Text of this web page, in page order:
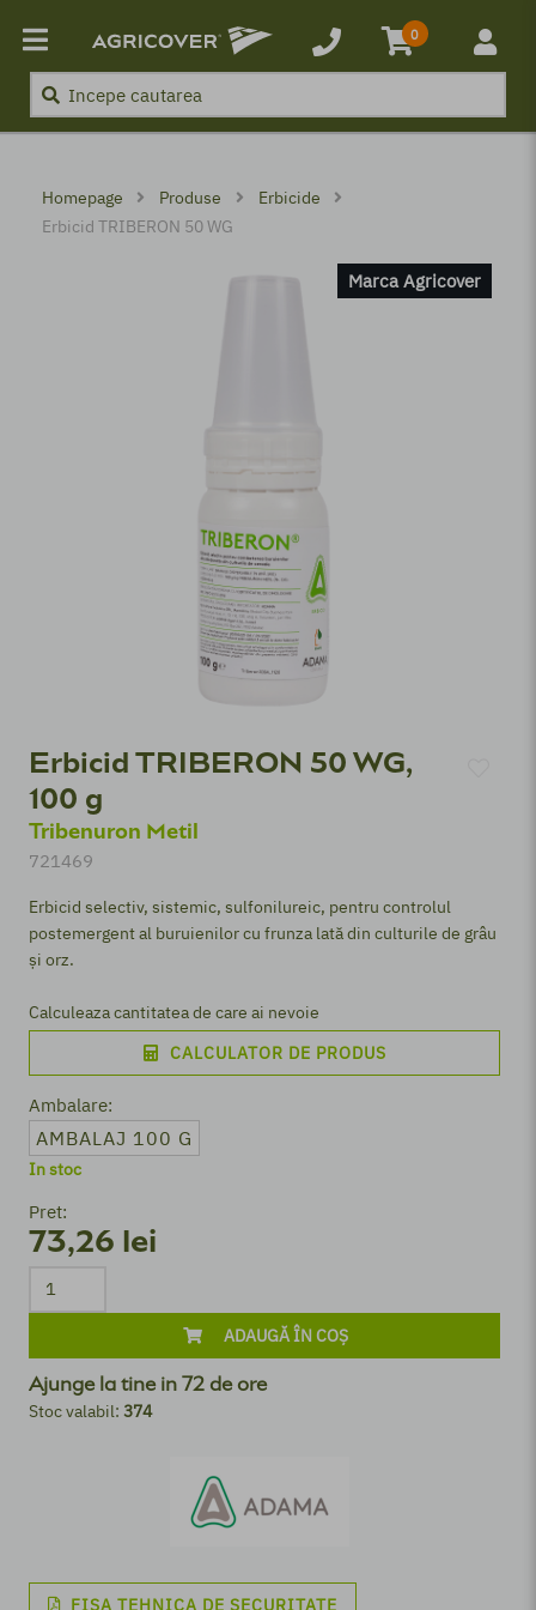
Produse
Boli, Buruieni, Dăunători
Parteneri
0
Homepage Produse
Erbicide
Erbicid TRIBERON 50 WG
Marca Agricover
Erbicid TRIBERON 50 WG,
100 g
Tribenuron Metil
721469
Erbicid selectiv, sistemic, sulfonilureic, pentru controlul
postemergent al buruienilor cu frunza lată din culturile de grâu
şi orz.
Calculeaza cantitatea de care ai nevoie
CALCULATOR DE PRODUS
Ambalare:
AMBALAJ 100 G
In stoc
Pret:
73,26 lei
ADAUGĂ ÎN COȘ
Ajunge la tine in 72 de ore
Stoc valabil: 374
FISA TEHNICA DE SECURITATE